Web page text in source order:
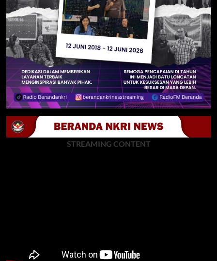
STREAMING CONTENT